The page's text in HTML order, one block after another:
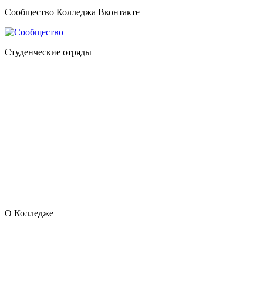
Сообщество Колледжа Вконтакте
Студенческие отряды
О Колледже